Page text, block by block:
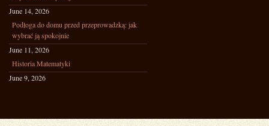
June 14, 2026
Podłoga do domu przed przeprowadzką: jak
wybrać ją spokojnie
June 11, 2026
Historia Matematyki
June 9, 2026